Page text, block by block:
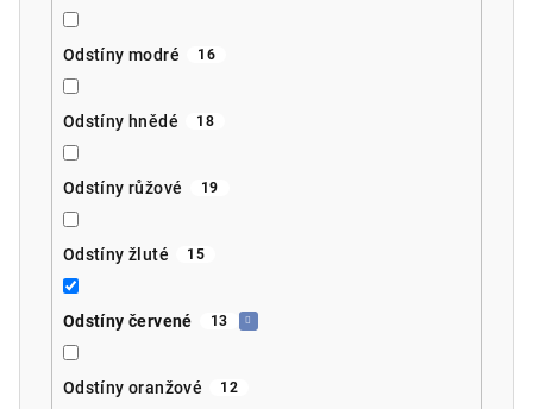
Odstíny modré 16
Odstíny hnědé 18
Odstíny růžové 19
Odstíny žluté 15
Odstíny červené 13
Odstíny oranžové 12